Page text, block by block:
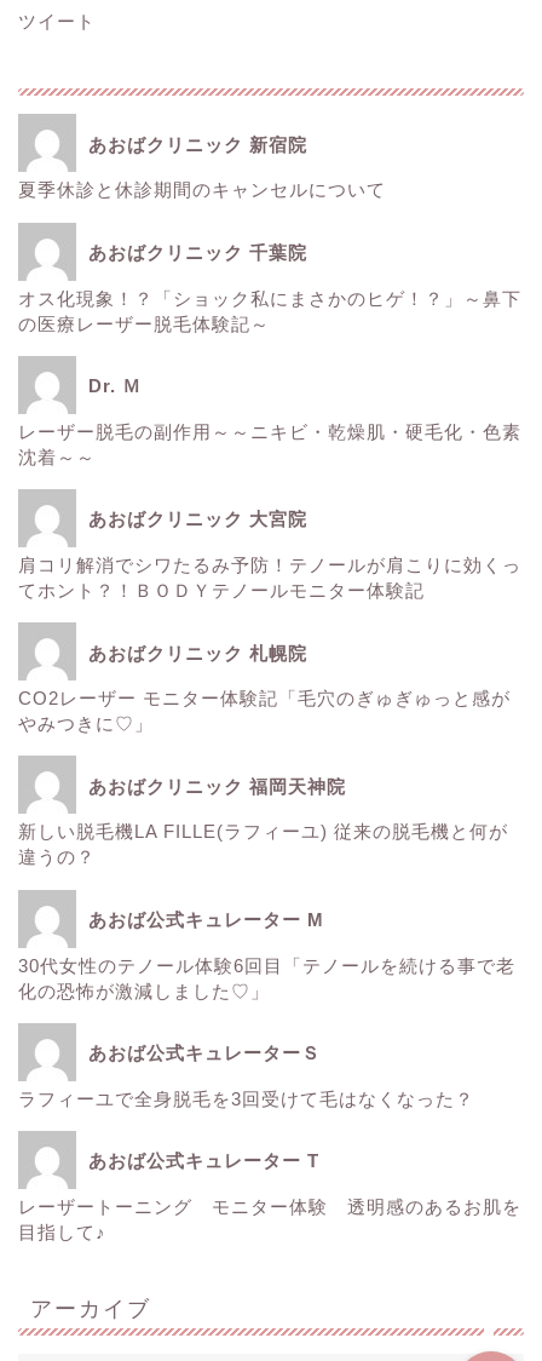
ツイート
あおばクリニック 新宿院
夏季休診と休診期間のキャンセルについて
あおばクリニック 千葉院
オス化現象！？「ショック私にまさかのヒゲ！？」～鼻下
の医療レーザー脱毛体験記～
Dr. Ｍ
レーザー脱毛の副作用～～ニキビ・乾燥肌・硬毛化・色素
沈着～～
あおばクリニック 大宮院
肩コリ解消でシワたるみ予防！テノールが肩こりに効くっ
てホント？！ＢＯＤＹテノールモニター体験記
あおばクリニック 札幌院
CO2レーザー モニター体験記「毛穴のぎゅぎゅっと感が
やみつきに♡」
あおばクリニック 福岡天神院
新しい脱毛機LA FILLE(ラフィーユ) 従来の脱毛機と何が
違うの？
あおば公式キュレーター M
30代女性のテノール体験6回目「テノールを続ける事で老
化の恐怖が激減しました♡」
あおば公式キュレーターＳ
ラフィーユで全身脱毛を3回受けて毛はなくなった？
あおば公式キュレーター T
レーザートーニング モニター体験 透明感のあるお肌を
目指して♪
アーカイブ
■美容情報■
健康
肌
ウルトラアクセント
サーマクール
レーザートーニング
ＳＲＳマスク